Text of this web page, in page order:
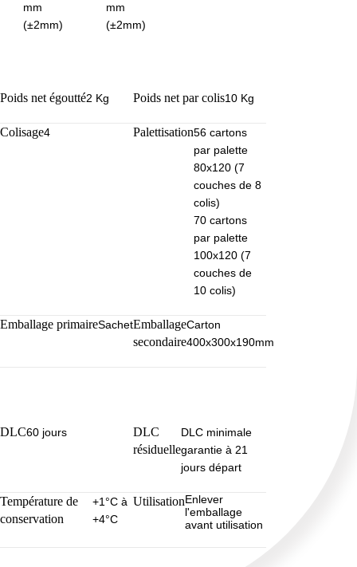
mm
(±2mm)
mm
(±2mm)
Poids net égoutté2 Kg Poids net par colis10 Kg
Colisage4 Palettisation56 cartons
par palette
80x120 (7
couches de 8
colis)
70 cartons
par palette
100x120 (7
couches de
10 colis)
Emballage primaireSachetEmballage
secondaire
Carton
400x300x190mm
DLC60 jours
DLC
résiduelle
DLC minimale
garantie à 21
jours départ
Température de
conservation
+1°C à
+4°C
UtilisationEnlever
l'emballage
avant utilisation